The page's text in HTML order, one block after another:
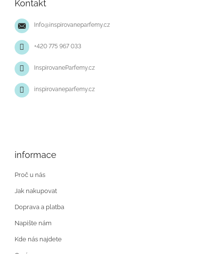
Kontakt
Info@inspirovaneparfemy.cz
+420 775 967 033
InspirovaneParfemy.cz
inspirovaneparfemy.cz
informace
Proč u nás
Jak nakupovat
Doprava a platba
Napište nám
Kde nás najdete